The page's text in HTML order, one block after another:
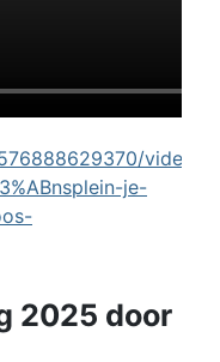
videos/
je-
2025 door